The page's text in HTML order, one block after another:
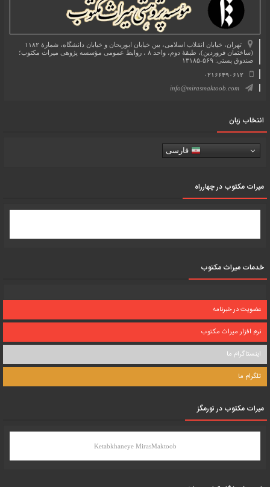
تهران، خیابان انقلاب اسلامی، بین خیابان ابوریحان و خیابان دانشگاه، شمارۀ ۱۱۸۲
(ساختمان فروردین)، طبقۀ دوم، واحد ۸ ، روابط عمومی مؤسسه پژوهی میراث مکتوب؛
صندوق پستی: ۵۶۹-۱۳۱۸۵
۰۲۱۶۶۴۹۰۶۱۲
info@mirasmaktoob.com
انتخاب زبان
فارسی
میرات مکتوب در چهارراه
خدمات میراث مکتوب
عضویت در خبرنامه
نرم افزار میراث مکتوب
اینستاگرام ما
تلگرام ما
میرات مکتوب در نورمگز
Ketabkhaneye MirasMaktoob